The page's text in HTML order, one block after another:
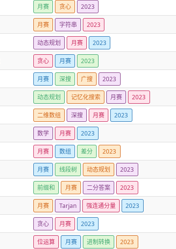
月赛 贪心 2023
月赛 字符串 2023
动态规划 月赛 2023
贪心 月赛 2023
月赛 深搜 广搜 2023
动态规划 记忆化搜索 月赛 2023
二维数组 深搜 月赛 2023
数学 月赛 2023
月赛 数组 差分 2023
月赛 线段树 动态规划 2023
前缀和 月赛 二分答案 2023
月赛 Tarjan 强连通分量 2023
贪心 月赛 2023
位运算 月赛 进制转换 2023